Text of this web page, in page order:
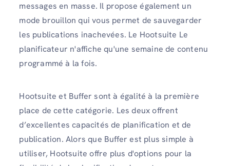
messages en masse. Il propose également un
mode brouillon qui vous permet de sauvegarder
les publications inachevées. Le Hootsuite Le
planificateur n'affiche qu'une semaine de contenu
programmé à la fois.
Hootsuite et Buffer sont à égalité à la première
place de cette catégorie. Les deux offrent
d’excellentes capacités de planification et de
publication. Alors que Buffer est plus simple à
utiliser, Hootsuite offre plus d'options pour la